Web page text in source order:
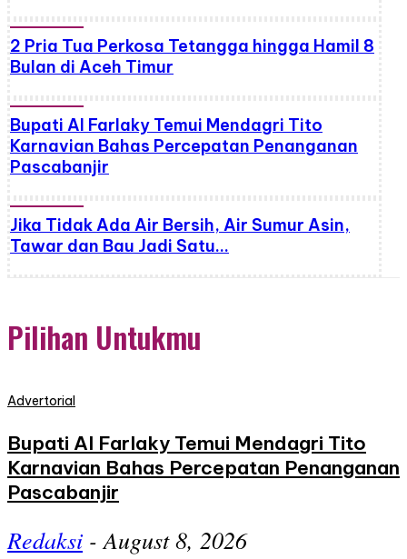
2 Pria Tua Perkosa Tetangga hingga Hamil 8
Bulan di Aceh Timur
Bupati Al Farlaky Temui Mendagri Tito
Karnavian Bahas Percepatan Penanganan
Pascabanjir
Jika Tidak Ada Air Bersih, Air Sumur Asin,
Tawar dan Bau Jadi Satu…
Pilihan Untukmu
Advertorial
Bupati Al Farlaky Temui Mendagri Tito
Karnavian Bahas Percepatan Penanganan
Pascabanjir
Redaksi - August 8, 2026